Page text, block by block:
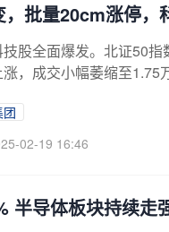
批量20cm涨停，
股全面爆发。北证50
，成交小幅萎缩至1.75
02-19 16:46
半导体板块持续走